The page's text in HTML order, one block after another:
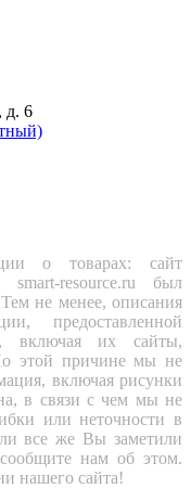
д. 6
о товарах: сайт
resource.ru был
не менее, описания
предоставленной
включая их сайты,
этой причине мы не
включая рисунки
в связи с чем мы не
или неточности в
все же Вы заметили
нам об этом.
нашего сайта!